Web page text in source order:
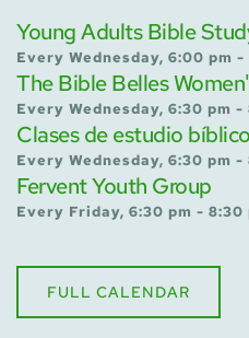
Young Adults Bible
Every Wednesday, 6:00 pm -
The Bible Belles
Every Wednesday, 6:30 pm -
Clases de estudio
Every Wednesday, 6:30 pm -
Fervent Youth Group
Every Friday, 6:30 pm - 8:30
FULL CALENDAR